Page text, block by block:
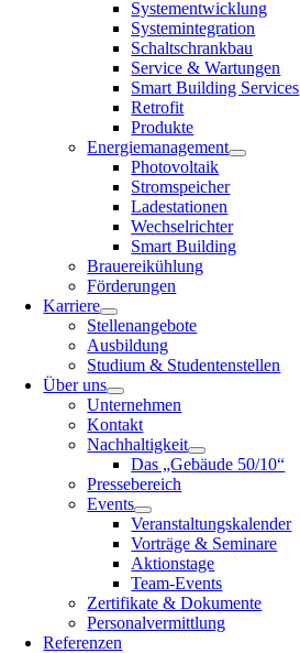
Systementwicklung
Systemintegration
Schaltschrankbau
Service & Wartungen
Smart Building Services
Retrofit
Produkte
Energiemanagement
Photovoltaik
Stromspeicher
Ladestationen
Wechselrichter
Smart Building
Brauereikühlung
Förderungen
Karriere
Stellenangebote
Ausbildung
Studium & Studentenstellen
Über uns
Unternehmen
Kontakt
Nachhaltigkeit
Das „Gebäude 50/10“
Pressebereich
Events
Veranstaltungskalender
Vorträge & Seminare
Aktionstage
Team-Events
Zertifikate & Dokumente
Personalvermittlung
Referenzen